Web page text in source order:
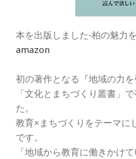
本を出版しました‐柏の魅力
amazon
初の著作となる『地域の力
「文化とまちづくり叢書」
た。
教育×まちづくりをテーマに
です。
「地域から教育に働きかけ